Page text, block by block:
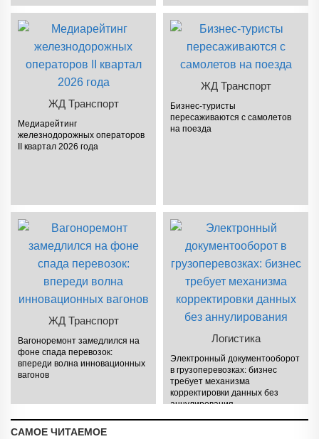
ЖД Транспорт
Медиарейтинг
железнодорожных операторов
II квартал 2026 года
ЖД Транспорт
Бизнес-туристы
пересаживаются с самолетов
на поезда
ЖД Транспорт
Вагоноремонт замедлился на
фоне спада перевозок:
впереди волна инновационных
вагонов
Логистика
Электронный документооборот
в грузоперевозках: бизнес
требует механизма
корректировки данных без
аннулирования
САМОЕ ЧИТАЕМОЕ